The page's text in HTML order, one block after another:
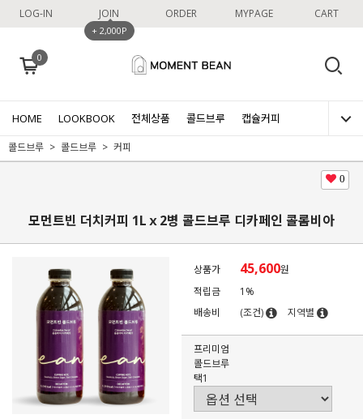
LOG-IN JOIN
+ 2,000P
ORDER MYPAGE CART
0
HOME LOOKBOOK 전체상품 콜드브루 캡슐커피
콜드브루 콜드브루 커피
0
모먼트빈 더치커피 1Lｘ2병 콜드브루 디카페인 콜롬비아
상품가 45,600원
적립금
1%
배송비
(조건) 지역별
프리미엄
콜드브루
택1